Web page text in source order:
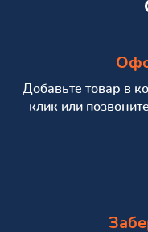
Добавьте товар в
клик или